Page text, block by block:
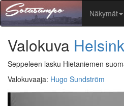
Näkymät
Valokuva
Seppeleen lasku Hietaniemen
Valokuvaaja: Hugo Sundström